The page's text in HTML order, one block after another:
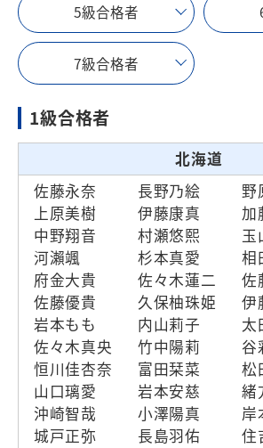
5級合格者
7級合格者
1級合格者
北海道
佐藤永奈
長野乃絵
野
上原美樹
伊藤康真
加
中野翔音
村瀬悠熙
玉
河瀨颯
杉本真愛
相
府金大貴
佐々木蓮二
佐
佐藤優貴
久保柚珠姫
伊
岩本もも
内山莉子
太
佐々木真央
竹中陽莉
谷
恒川佳杏奈
富田栞菜
松
山口璃愛
岩本安慈
緒
沖崎智哉
小澤陽真
岸
城戸正弥
長島羽佑
住